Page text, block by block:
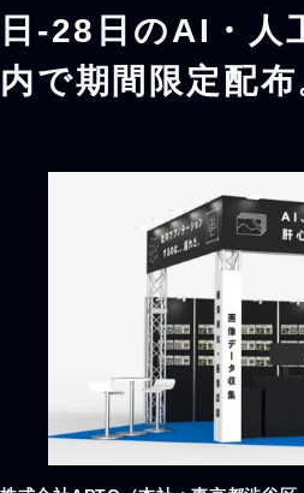
日-28日のAI・人
内で期間限定配布